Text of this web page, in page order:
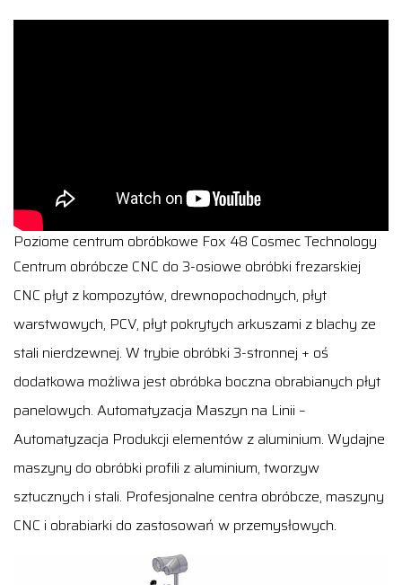
Poziome centrum obróbkowe Fox 48 Cosmec Technology
Centrum obróbcze CNC do 3-osiowe obróbki frezarskiej
CNC płyt z kompozytów, drewnopochodnych, płyt
warstwowych, PCV, płyt pokrytych arkuszami z blachy ze
stali nierdzewnej. W trybie obróbki 3-stronnej + oś
dodatkowa możliwa jest obróbka boczna obrabianych płyt
panelowych. Automatyzacja Maszyn na Linii –
Automatyzacja Produkcji elementów z aluminium. Wydajne
maszyny do obróbki profili z aluminium, tworzyw
sztucznych i stali. Profesjonalne centra obróbcze, maszyny
CNC i obrabiarki do zastosowań w przemysłowych.